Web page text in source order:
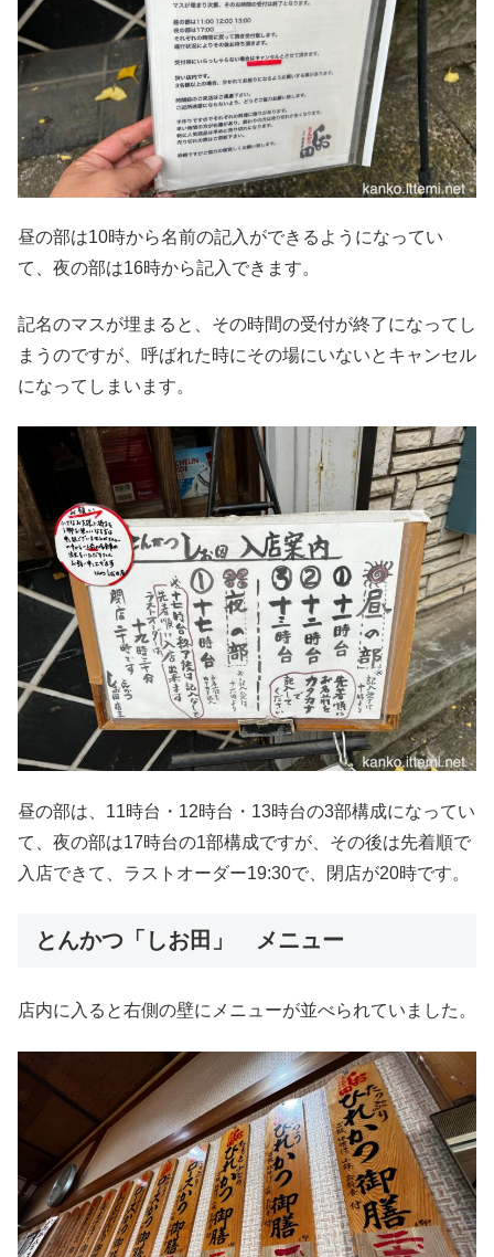
昼の部は10時から名前の記入ができるようになってい
て、夜の部は16時から記入できます。
記名のマスが埋まると、その時間の受付が終了になってし
まうのですが、呼ばれた時にその場にいないとキャンセル
になってしまいます。
昼の部は、11時台・12時台・13時台の3部構成になってい
て、夜の部は17時台の1部構成ですが、その後は先着順で
入店できて、ラストオーダー19:30で、閉店が20時です。
とんかつ「しお田」 メニュー
店内に入ると右側の壁にメニューが並べられていました。